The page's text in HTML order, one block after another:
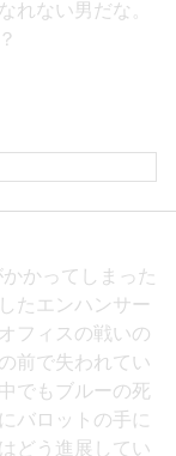
れない男だな。
かってしまった
たエンハンサー
フィスの戦いの
前で失われてい
でもブルーの死
バロットの手に
どう進展してい